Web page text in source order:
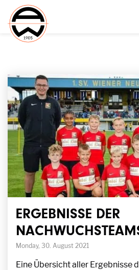
ERGEBNISSE DER
Monday, 30. August 2021
Eine Übersicht aller Ergebnisse